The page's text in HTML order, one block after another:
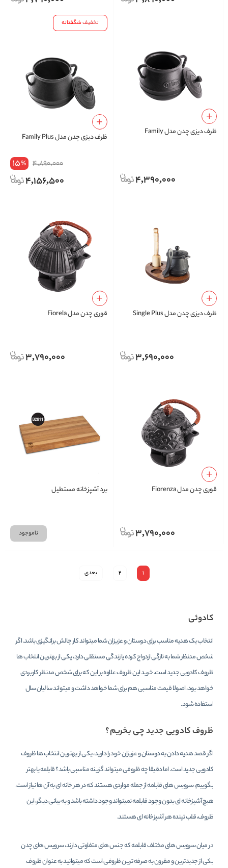
ظرف دیزی چدن مدل Family
4,390,000
تخفیفشگفتانه
ظرف دیزی چدن مدل Family Plus
4,890,000
15%
4,156,500
ظرف دیزی چدن مدل Single Plus
3,690,000
قوری چدن مدل Fiorela
3,790,000
قوری چدن مدل Fiorenza
3,790,000
برد آشپزخانه مستطيل
ناموجود
1
2 بعدی
کادوئی
انتخاب یک هدیه مناسب برای دوستان و عزیزان شما میتواند کار چالش برانگیزی باشد. اگر
شخص مدنظر شما به تازگی ازدواج کرده یا زندگی مستقلی دارد، یکی از بهترین انتخاب ها
ظروف کادویی جدید است. خرید این ظروف علاوه بر این که برای شخص مدنظر کاربردی
خواهد بود، اصولا قیمت مناسبی هم برای شما خواهد داشت و میتواند سالیان سال
استفاده شود.
ظروف کادویی جدید چی بخریم؟
اگر قصد هدیه دادن به دوستان و عزیزان خود را دارید، یکی از بهترین انتخاب ها ظروف
کادویی جدید است. اما دقیقا چه ظروفی میتواند گزینه مناسبی باشد؟ قابلمه یا بهتر
بگوییم، سرویس های قابلمه از جمله مواردی هستند که در هر خانه ای به آن ها نیاز است.
هیچ آشپزخانه ای بدون وجود قابلمه نمیتواند وجود داشته باشد و به بیانی دیگر، این
ظروف، قلب تپنده هر آشپزخانه ای هستند.
در میان سرویس های مختلف قابلمه که جنس های متفاوتی دارند، سرویس های چدن
یکی از جدیدترین و مقرون به صرفه ترین ظروفی است که میتوانید به عنوان ظروف